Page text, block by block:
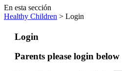
En esta sección
Healthy Children > Login
Login
Parents please login below